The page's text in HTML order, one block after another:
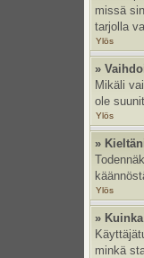
missä
tarjolla
Ylös
»
Mikäli
ole
Ylös
»
Ylös
»
minkä